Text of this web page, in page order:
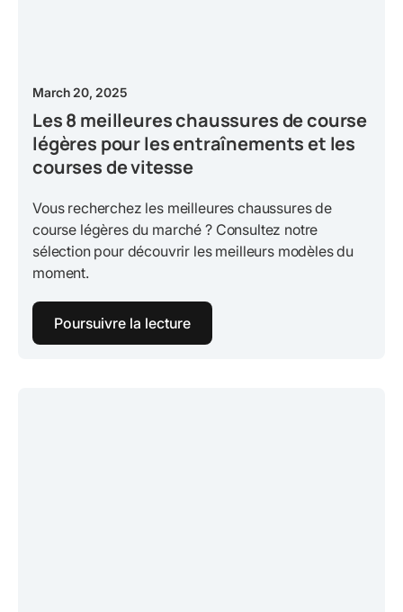
March 20, 2025
Les 8 meilleures chaussures de course
légères pour les entraînements et les
courses de vitesse
Vous recherchez les meilleures chaussures de
course légères du marché ? Consultez notre
sélection pour découvrir les meilleurs modèles du
moment.
Poursuivre la lecture